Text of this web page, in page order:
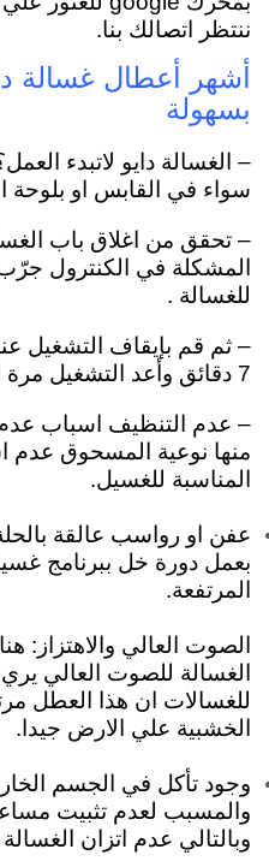
ننتظر اتصالك بنا.
أشهر أعطال غسالة
بسهولة
– الغسالة دايو لاتبدء
سواء في القابس او بلوحة
– تحقق من اغلاق باب
المشكلة في الكنترول جرّب
للغسالة .
– ثم قم بإيقاف التشغيل
7 دقائق وأعد التشغيل مرة اخري.
– عدم التنظيف اسباب
منها نوعية المسحوق عدم
المناسبة للغسيل.
عفن او رواسب عالقة
المرتفعة.
الصوت العالي والاهتزاز:
الغسالة للصوت العالي
للغسالات ان هذا العطل
الخشبية علي الارض جيدا.
وجود تأكل في الجسم
والمسبب لعدم تثبيت
وبالتالي عدم اتزان